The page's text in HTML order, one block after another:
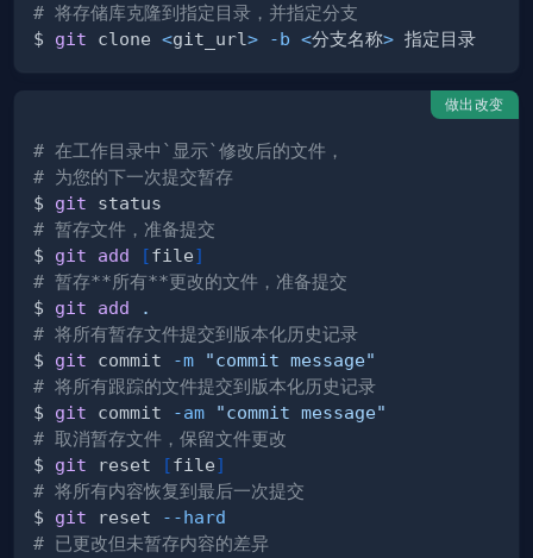
# 将存储库克隆到指定目录，并指定分支
$ git clone <git_url> -b <分支名称>
做出改变
# 在工作目录中`显示`修改后的文件，
# 为您的下一次提交暂存
$ git
# 暂存文件，准备提交
$ git add [file]
# 暂存**所有**更改的文件，准备提交
$ git add
.
# 将所有暂存文件提交到版本化历史记录
$ git commit -m
"commit message"
# 将所有跟踪的文件提交到版本化历史记录
$ git commit -am
"commit message"
# 取消暂存文件，保留文件更改
$ git reset [file]
# 将所有内容恢复到最后一次提交
$ git reset
--hard
# 已更改但未暂存内容的差异